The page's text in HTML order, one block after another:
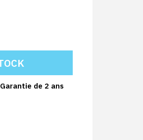
Garantie de 2 ans